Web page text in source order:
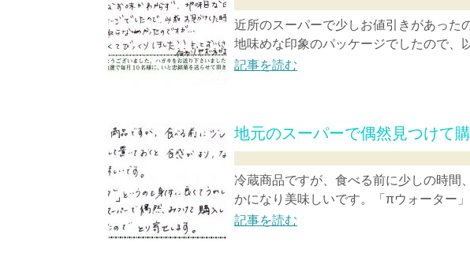
近所のスーパーで少しお値引きがあった
地味めな印象のパッケージでしたので、
記事を読む
地元のスーパーで偶然見つけて
冷蔵商品ですが、食べる前に少しの時間
かになり美味しいです。「πウォーター
記事を読む